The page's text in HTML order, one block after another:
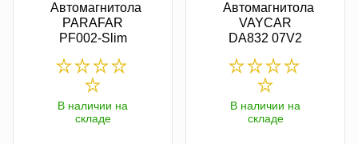
Автомагнитола
PARAFAR
PF002-Slim
В наличии на
складе
Автомагнитола
VAYCAR
DA832 07V2
В наличии на
складе